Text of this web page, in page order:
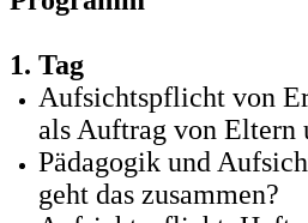
1. Tag
Aufsichtspflicht von
als Auftrag von Eltern
Pädagogik und
geht das zusammen?